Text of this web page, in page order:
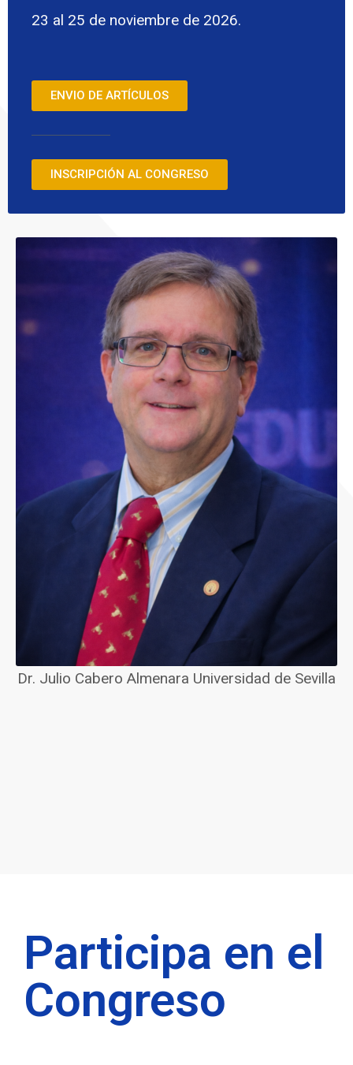
23 al 25 de noviembre de 2026.
ENVIO DE ARTÍCULOS
INSCRIPCIÓN AL CONGRESO
Dr. Julio Cabero Almenara Universidad de Sevilla
Participa en el
Congreso